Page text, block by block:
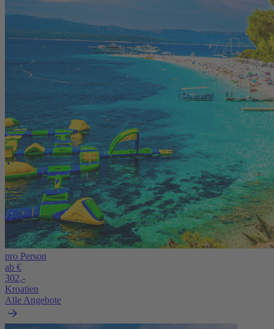
pro Person
ab €
302,-
Kroatien
Alle Angebote